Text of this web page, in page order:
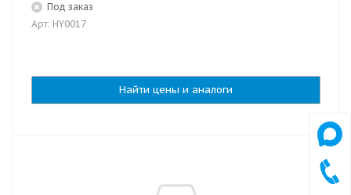
Под заказ
Арт: HY0017
Найти цены и аналоги